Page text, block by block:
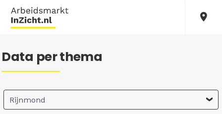
Data per thema
Rijnmond